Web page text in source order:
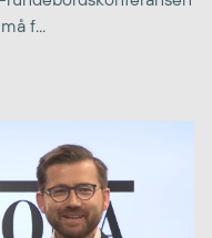
f...